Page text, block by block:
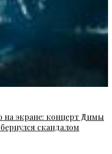
на экране: концерт Димы
скандалом